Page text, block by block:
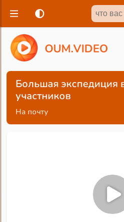
OUM.VIDEO
Большая экспедиция
участников
На почту